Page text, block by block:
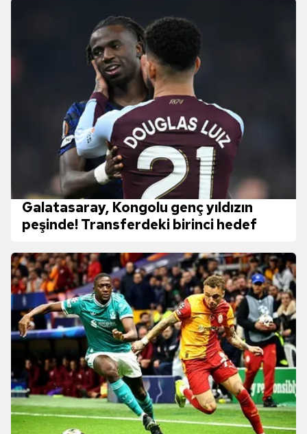
Galatasaray, Kongolu genç yıldızın
peşinde! Transferdeki birinci hedef